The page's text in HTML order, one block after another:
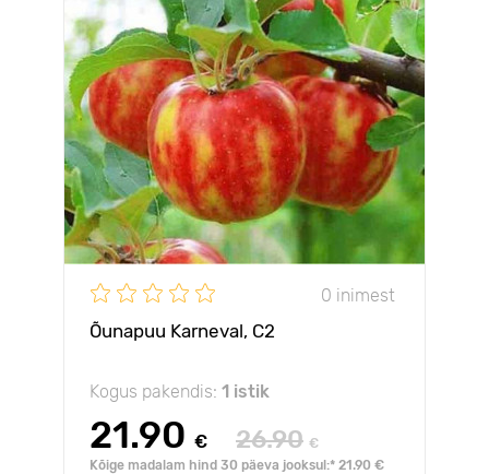
0 inimest
Õunapuu Karneval, C2
Kogus pakendis: 1 istik
21.90 € 26.90 €
Kõige madalam hind 30 päeva jooksul:* 21.90 €